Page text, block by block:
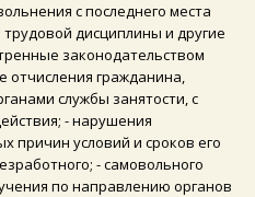
с последнего места
дисциплины и другие
законодательством
отчисления гражданина,
службы занятости, с
- нарушения
причин условий и сроков его
- самовольного
по направлению органов